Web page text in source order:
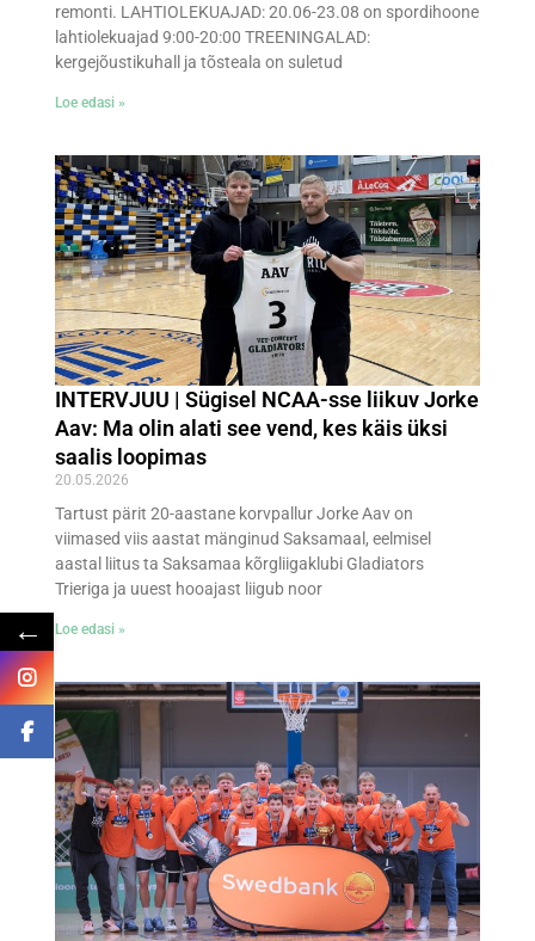
remonti. LAHTIOLEKUAJAD: 20.06-23.08 on spordihoone
lahtiolekuajad 9:00-20:00 TREENINGALAD:
kergejõustikuhall ja tõsteala on suletud
Loe edasi »
INTERVJUU | Sügisel NCAA-sse liikuv Jorke
Aav: Ma olin alati see vend, kes käis üksi
saalis loopimas
20.05.2026
Tartust pärit 20-aastane korvpallur Jorke Aav on
viimased viis aastat mänginud Saksamaal, eelmisel
aastal liitus ta Saksamaa kõrgliigaklubi Gladiators
Trieriga ja uuest hooajast liigub noor
Loe edasi »
←